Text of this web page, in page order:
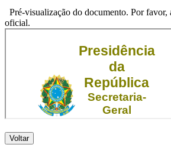
Pré-visualização do documento. Por favor,
oficial.
Voltar